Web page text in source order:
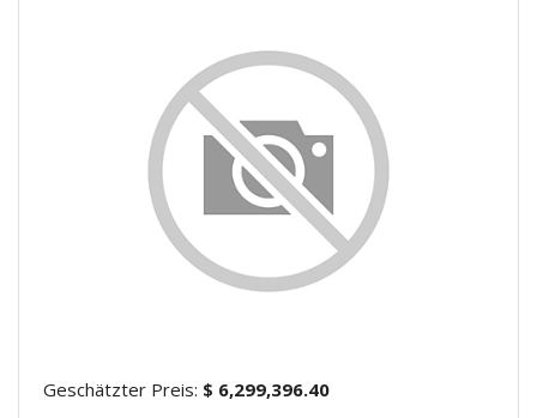
Geschätzter Preis: $ 6,299,396.40